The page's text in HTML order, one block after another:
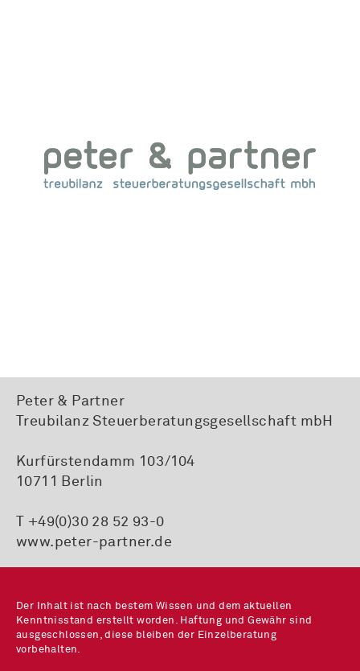
Peter & Partner
Treubilanz Steuerberatungsgesellschaft mbH
Kurfürstendamm 103/104
10711 Berlin
T +49(0)30 28 52 93-0
www.peter-partner.de
Der Inhalt ist nach bestem Wissen und dem aktuellen
Kenntnisstand erstellt worden. Haftung und Gewähr sind
ausgeschlossen, diese bleiben der Einzelberatung
vorbehalten.